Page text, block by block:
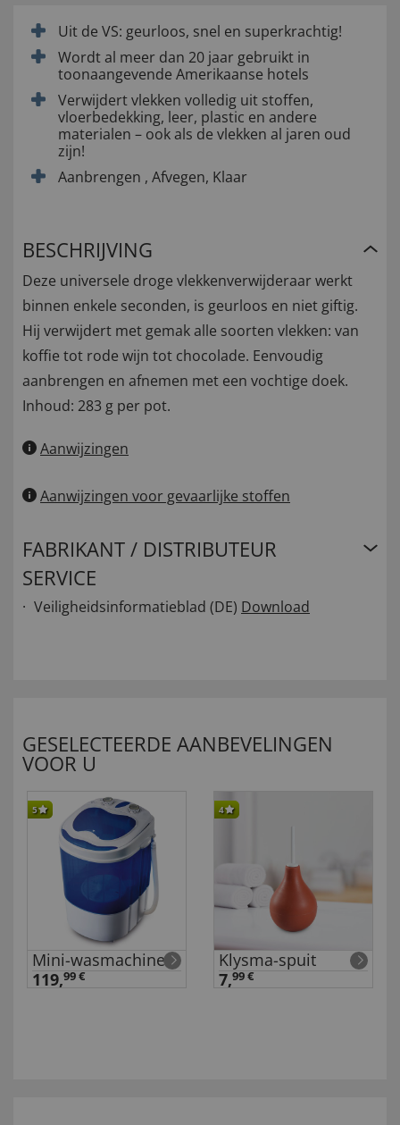
Uit de VS: geurloos, snel en superkrachtig!
Wordt al meer dan 20 jaar gebruikt in
toonaangevende Amerikaanse hotels
Verwijdert vlekken volledig uit stoffen,
vloerbedekking, leer, plastic en andere
materialen – ook als de vlekken al jaren oud
zijn!
Aanbrengen , Afvegen, Klaar
BESCHRIJVING
Deze universele droge vlekkenverwijderaar werkt
binnen enkele seconden, is geurloos en niet giftig.
Hij verwijdert met gemak alle soorten vlekken: van
koffie tot rode wijn tot chocolade. Eenvoudig
aanbrengen en afnemen met een vochtige doek.
Inhoud: 283 g per pot.
Aanwijzingen
Aanwijzingen voor gevaarlijke stoffen
FABRIKANT / DISTRIBUTEUR
SERVICE
Veiligheidsinformatieblad (DE) Download
GESELECTEERDE AANBEVELINGEN
VOOR U
5
Mini-wasmachine
119,99 €
4
Klysma-spuit
7,99 €